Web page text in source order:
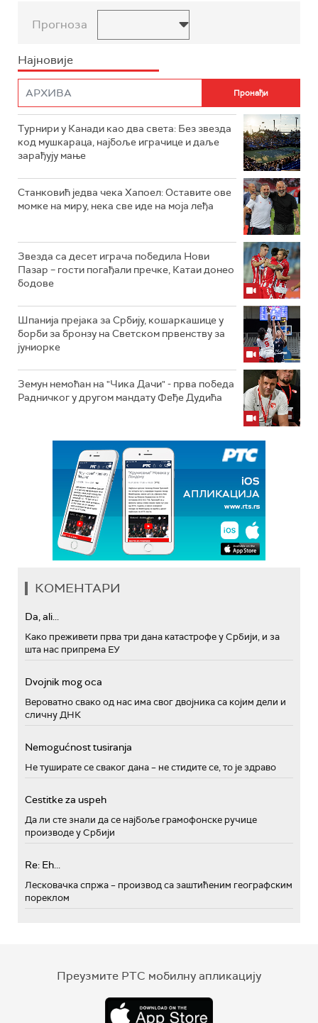
Прогноза
Најновије
Турнири у Канади као два света: Без звезда
код мушкараца, најбоље играчице и даље
зарађују мање
Станковић једва чека Хапоел: Оставите ове
момке на миру, нека све иде на моја леђа
Звезда са десет играча победила Нови
Пазар – гости погађали пречке, Катаи донео
бодове
Шпанија прејакa за Србију, кошаркашице у
борби за бронзу на Светском првенству за
јуниорке
Земун немоћан на "Чика Дачи" - прва победа
Радничког у другом мандату Феђе Дудића
КОМЕНТАРИ
Da, ali...
Како преживети прва три дана катастрофе у Србији, и за
шта нас припрема ЕУ
Dvojnik mog oca
Вероватно свако од нас има свог двојника са којим дели и
сличну ДНК
Nemogućnost tusiranja
Не туширате се сваког дана – не стидите се, то је здраво
Cestitke za uspeh
Да ли сте знали да се најбоље грамофонске ручице
производе у Србији
Re: Eh...
Лесковачка спржа – производ са заштићеним географским
пореклом
Преузмите РТС мобилну апликацију